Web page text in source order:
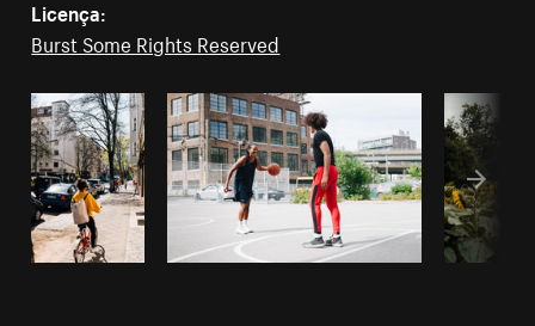
Licença:
Burst Some Rights Reserved